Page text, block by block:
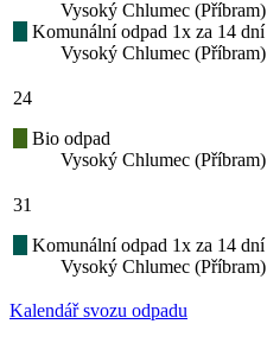
Vysoký Chlumec (Příbram)
Komunální odpad 1x za 14 dní
Vysoký Chlumec (Příbram)
24
Bio odpad
Vysoký Chlumec (Příbram)
31
Komunální odpad 1x za 14 dní
Vysoký Chlumec (Příbram)
Kalendář svozu odpadu